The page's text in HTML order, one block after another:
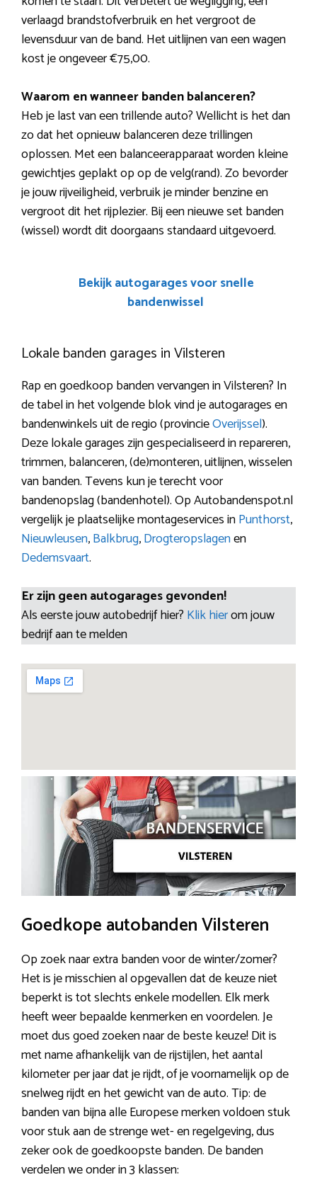
verlaagd brandstofverbruik en het vergroot de
levensduur van de band. Het uitlijnen van een wagen
kost je ongeveer €75,00.
Waarom en wanneer banden balanceren?
Heb je last van een trillende auto? Wellicht is het dan
zo dat het opnieuw balanceren deze trillingen
oplossen. Met een balanceerapparaat worden kleine
gewichtjes geplakt op op de velg(rand). Zo bevorder
je jouw rijveiligheid, verbruik je minder benzine en
vergroot dit het rijplezier. Bij een nieuwe set banden
(wissel) wordt dit doorgaans standaard uitgevoerd.
Bekijk autogarages voor snelle
bandenwissel
Lokale banden garages in Vilsteren
Rap en goedkoop banden vervangen in Vilsteren? In
de tabel in het volgende blok vind je autogarages en
bandenwinkels uit de regio (provincieOverijssel).
Deze lokale garages zijn gespecialiseerd in repareren,
trimmen, balanceren, (de)monteren, uitlijnen, wisselen
van banden. Tevens kun je terecht voor
bandenopslag (bandenhotel). Op Autobandenspot.nl
vergelijk je plaatselijke montageservices inPunthorst,
Nieuwleusen,Balkbrug,Drogteropslagenen
Dedemsvaart.
Er zijn geen autogarages gevonden!
Als eerste jouw autobedrijf hier? Klik hierom jouw
bedrijf aan te melden
Goedkope autobanden Vilsteren
Op zoek naar extra banden voor de winter/zomer?
Het is je misschien al opgevallen dat de keuze niet
beperkt is tot slechts enkele modellen. Elk merk
heeft weer bepaalde kenmerken en voordelen. Je
moet dus goed zoeken naar de beste keuze! Dit is
met name afhankelijk van de rijstijlen, het aantal
kilometer per jaar dat je rijdt, of je voornamelijk op de
snelweg rijdt en het gewicht van de auto. Tip: de
banden van bijna alle Europese merken voldoen stuk
voor stuk aan de strenge wet- en regelgeving, dus
zeker ook de goedkoopste banden. De banden
verdelen we onder in 3 klassen: